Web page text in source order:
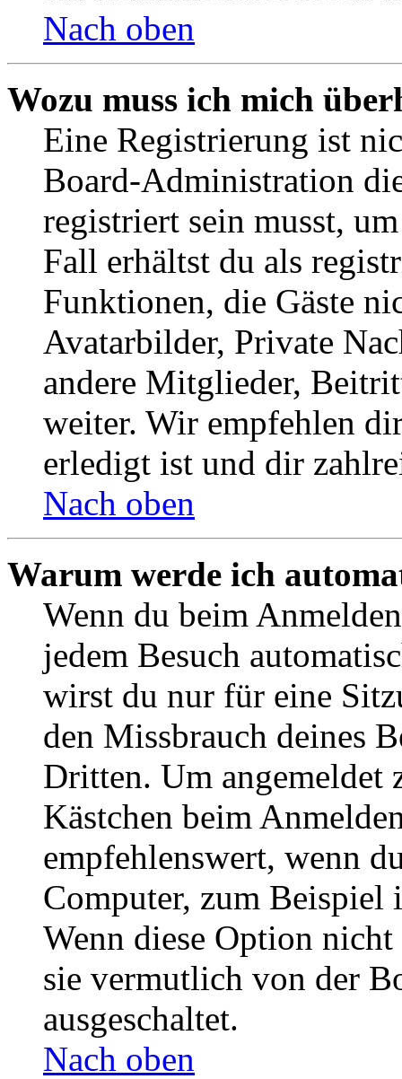
Nach oben
Wozu muss ich mich
Eine Registrierung ist
Board-Administration
registriert sein musst,
Fall erhältst du als
Funktionen, die Gäste
Avatarbilder, Private
andere Mitglieder,
weiter. Wir empfehlen
erledigt ist und dir
Nach oben
Warum werde ich
Wenn du beim
jedem Besuch
wirst du nur für eine
den Missbrauch deines
Dritten. Um angemeldet
Kästchen beim
empfehlenswert, wenn
Computer, zum Beispiel
Wenn diese Option
sie vermutlich von der
ausgeschaltet.
Nach oben